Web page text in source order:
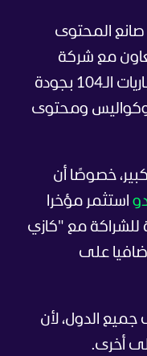
المحتوى
مع شركة
"لايف مود"، تغطية كاملة للمباريات الـ104 بجودة
وكواليس ومحتوى
خصوصًا أن
استثمر مؤخرا
مع "كازي
على
الدول، لأن
أخرى.